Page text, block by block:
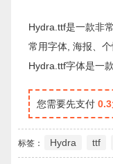
Hydra.ttf是一款非
常用字体, 海报、
Hydra.ttf字体是一
您需要先支付
标签： Hydra ttf